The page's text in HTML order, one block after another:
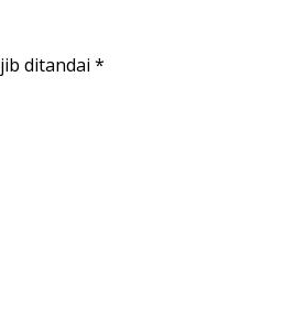
ditandai *